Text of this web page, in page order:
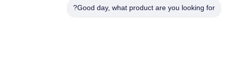
Good day, what product are you looking for?